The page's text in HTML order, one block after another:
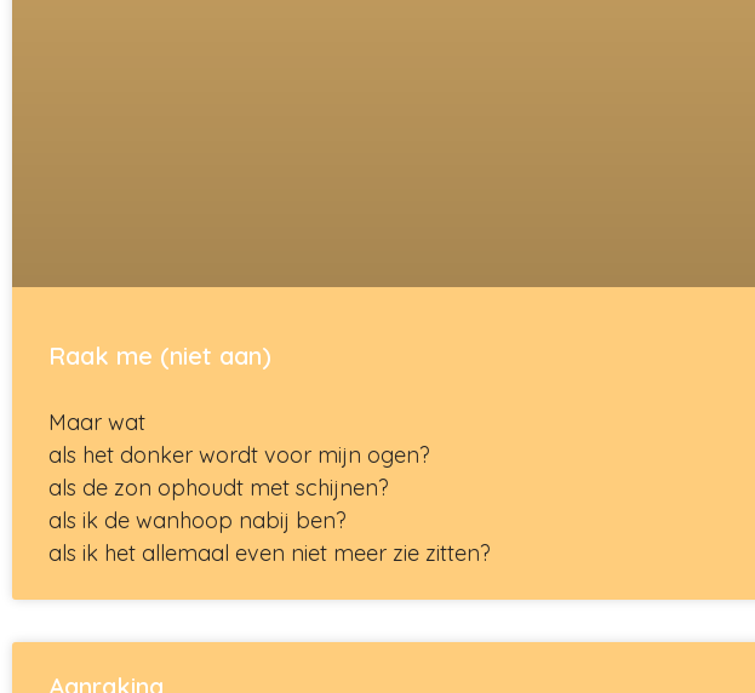
Raak me (niet aan)
Maar wat
als het donker wordt voor mijn ogen?
als de zon ophoudt met schijnen?
als ik de wanhoop nabij ben?
als ik het allemaal even niet meer zie zitten?
Aanraking